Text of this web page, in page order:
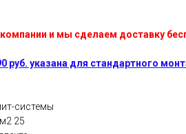
и мы сделаем доставку
руб. указана для стандартного
системы
25